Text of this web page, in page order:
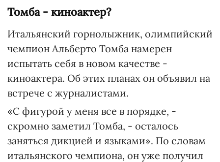
Томба - киноактер?
Итальянский горнолыжник, олимпийский
чемпион Альберто Томба намерен
испытать себя в новом качестве -
киноактера. Об этих планах он объявил на
встрече с журналистами.
«С фигурой у меня все в порядке, -
скромно заметил Томба, - осталось
заняться дикцией и языками». По словам
итальянского чемпиона, он уже получил